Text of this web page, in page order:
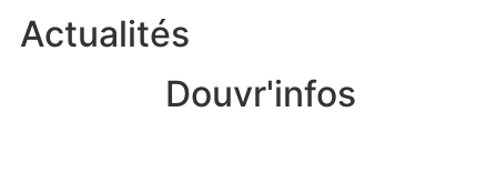
Actualités
Douvr'infos